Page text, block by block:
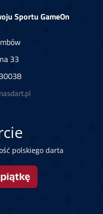
Sportu GameOn
33
polskiego darta